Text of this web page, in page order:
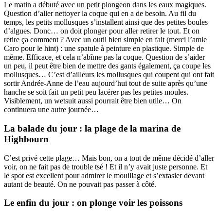
Le matin a débuté avec un petit plongeon dans les eaux magiques.
Question d’aller nettoyer la coque qui en a de besoin. Au fil du
temps, les petits mollusques s’installent ainsi que des petites boules
d’algues. Donc… on doit plonger pour aller retirer le tout. Et on
retire ça comment ? Avec un outil bien simple en fait (merci l’amie
Caro pour le hint) : une spatule à peinture en plastique. Simple de
même. Efficace, et cela n’abîme pas la coque. Question de s’aider
un peu, il peut être bien de mettre des gants également, ça coupe les
mollusques… C’est d’ailleurs les mollusques qui coupent qui ont fait
sortir Andrée-Anne de l’eau aujourd’hui tout de suite après qu’une
hanche se soit fait un petit peu lacérer pas les petites moules.
Visiblement, un wetsuit aussi pourrait être bien utile… On
continuera une autre journée…
La balade du jour : la plage de la marina de
Highbourn
C’est privé cette plage… Mais bon, on a tout de même décidé d’aller
voir, on ne fait pas de trouble tsé ! Et il n’y avait juste personne. Et
le spot est excellent pour admirer le mouillage et s’extasier devant
autant de beauté. On ne pouvait pas passer à côté.
Le enfin du jour : on plonge voir les poissons